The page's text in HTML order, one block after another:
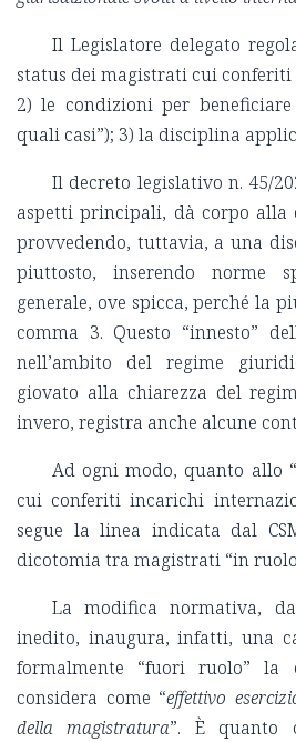
Il Legislatore delegato
status dei magistrati cui conferiti
2) le condizioni per
quali casi”); 3) la disciplina
Il decreto legislativo n. 45/
aspetti principali, dà corpo alla
provvedendo, tuttavia, a una
piuttosto, inserendo norme
generale, ove spicca, perché la
comma 3. Questo “innesto”
nell’ambito del regime
giovato alla chiarezza del
invero, registra anche alcune
Ad ogni modo, quanto allo
cui conferiti incarichi
segue la linea indicata dal
dicotomia tra magistrati “in
La modifica normativa,
inedito, inaugura, infatti, una
formalmente “fuori ruolo”
considera come “effettivo
della magistratura”. È quanto